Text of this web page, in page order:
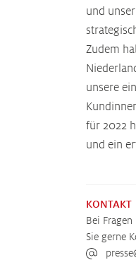
und
Zudem
unsere
für 2022
und ein
KONTAKT
Bei
Sie gerne